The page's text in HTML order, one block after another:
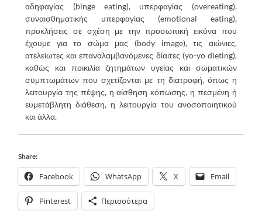
αδηφαγίας (binge eating), υπερφαγίας (overeating),
συναισθηματικής υπερφαγίας (emotional eating),
προκλήσεις σε σχέση με την προσωπική εικόνα που
έχουμε για το σώμα μας (body image), τις αιώνιες,
ατελείωτες και επαναλαμβανόμενες δίαιτες (yo-yo dieting),
καθώς και ποικιλία ζητημάτων υγείας και σωματικών
συμπτωμάτων που σχετίζονται με τη διατροφή, όπως η
λειτουργία της πέψης, η αίσθηση κόπωσης, η πεσμένη ή
ευμετάβλητη διάθεση, η λειτουργία του ανοσοποιητικού
και άλλα.
Share:
Facebook WhatsApp X Email
Pinterest Περισσότερα